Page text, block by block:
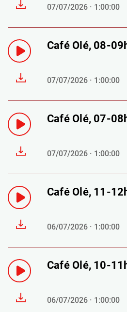
07/07/2026 · 1:00:00
Café Olé, 08-
07/07/2026 · 1:00:00
Café Olé, 07-
07/07/2026 · 1:00:00
Café Olé, 11-
06/07/2026 · 1:00:00
Café Olé, 10-
06/07/2026 · 1:00:00